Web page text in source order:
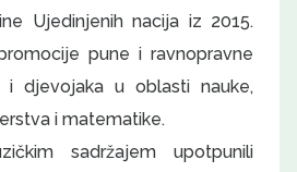
Ujedinjenih nacija iz 2015.
pune i ravnopravne
i djevojaka u oblasti nauke,
i matematike.
sadržajem upotpunili